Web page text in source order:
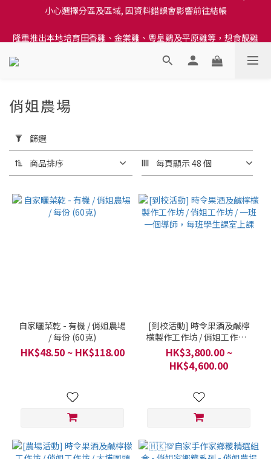
訂單結帳注意事項：送貨方法中選擇區域 - 然後當填寫地址時, 請
隆重推出本地培育田香雞、金棠雞、粵皇鷄及平原雞等，想食靚雞
訂單結帳注意事項：送貨方法中選擇區域 - 然後當填寫地址時, 請
用
篩
選
價格
俏姐農場
篩選
商品排序 每頁顯示 48 個
自家曬菜乾 - 有機 / 俏姐農場
/ 每份 (60克)
HK$48.50 ~ HK$118.00
[到校活動] 時令果酒及鹹檸
檬製作工作坊 / 俏姐工作坊 /
一班一個導師，每班學生課
室上課
HK$3,800.00 ~
HK$4,600.00